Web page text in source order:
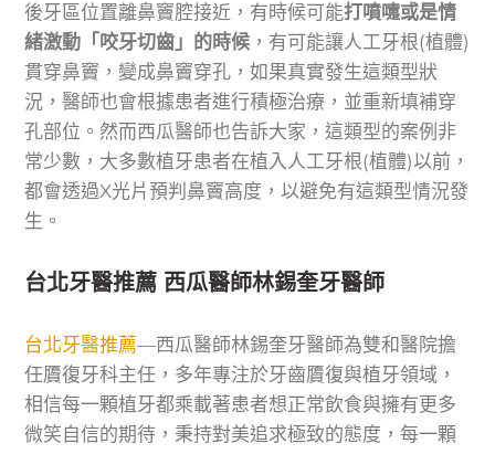
後牙區位置離鼻竇腔接近，有時候可能打噴嚏或是情
緒激動「咬牙切齒」的時候 ，有可能讓人工牙根(植體)
貫穿鼻竇，變成鼻竇穿孔，如果真實發生這類型狀
況，醫師也會根據患者進行積極治療，並重新填補穿
孔部位。然而西瓜醫師也告訴大家，這類型的案例非
常少數，大多數植牙患者在植入人工牙根(植體)以前，
都會透過X光片預判鼻竇高度，以避免有這類型情況發
生。
台北牙醫推薦 西瓜醫師林錫奎牙醫師
台北牙醫推薦—西瓜醫師林錫奎牙醫師為雙和醫院擔
任贗復牙科主任，多年專注於牙齒贗復與植牙領域，
相信每一顆植牙都乘載著患者想正常飲食與擁有更多
微笑自信的期待，秉持對美追求極致的態度，每一顆